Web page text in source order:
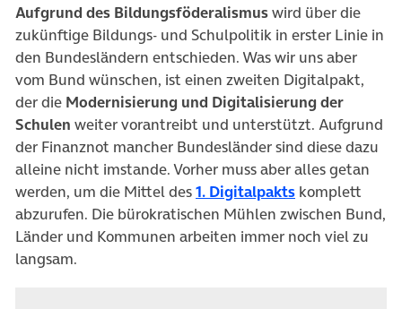
Aufgrund des Bildungsföderalismuswird über die
zukünftige Bildungs- und Schulpolitik in erster Linie in
den Bundesländern entschieden. Was wir uns aber
vom Bund wünschen, ist einen zweiten Digitalpakt,
der die Modernisierung und Digitalisierung der
Schulen weiter vorantreibt und unterstützt. Aufgrund
der Finanznot mancher Bundesländer sind diese dazu
alleine nicht imstande. Vorher muss aber alles getan
werden, um die Mittel des1. Digitalpakts(öffnet in
komplett
abzurufen. Die bürokratischen Mühlen zwischen Bund,
Länder und Kommunen arbeiten immer noch viel zu
langsam.